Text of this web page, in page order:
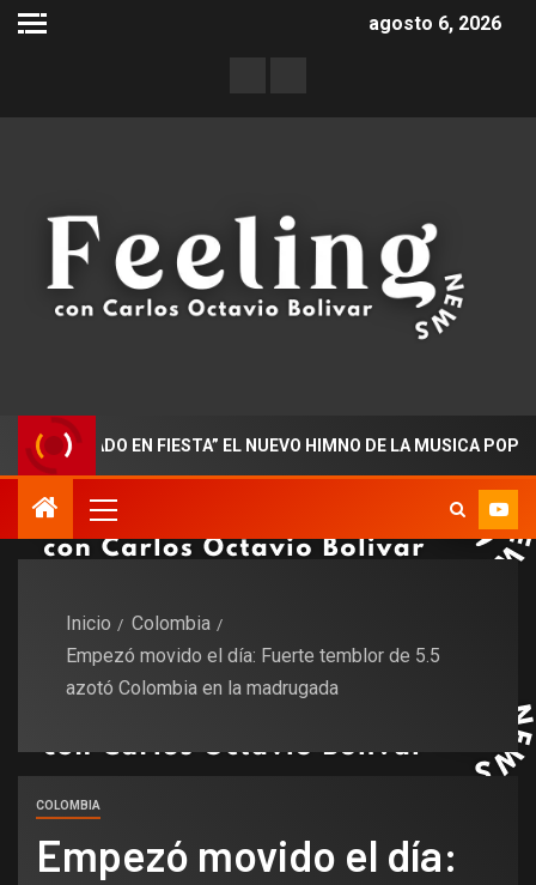
agosto 6, 2026
EN FIESTA” EL NUEVO HIMNO DE LA MUSICA POPULAR
Inicio
Colombia
Empezó movido el día: Fuerte temblor de 5.5
azotó Colombia en la madrugada
COLOMBIA
Empezó movido el día: